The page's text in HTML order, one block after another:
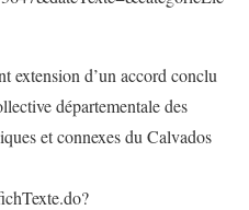
extension d’un accord conclu
départementale des
et connexes du Calvados